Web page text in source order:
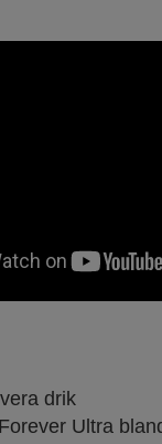
drik
Ultra